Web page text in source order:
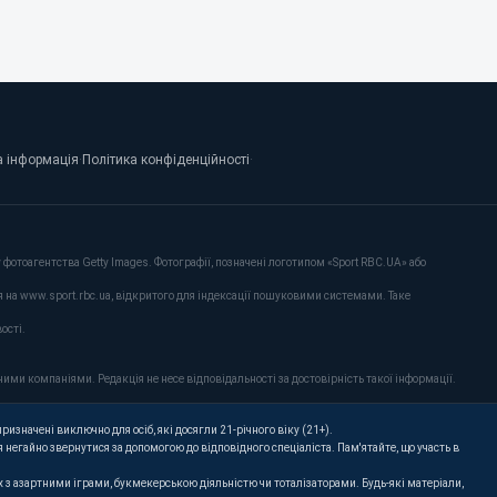
інформація· Політика конфіденційності·
Getty Images. Фотографії, позначені логотипом «Sport RBC.UA» або
на www.sport.rbc.ua, відкритого для індексації пошуковими системами. Таке
компаніями. Редакція не несе відповідальності за достовірність такої інформації.
виключно для осіб, які досягли 21-річного віку (21+).
звернутися за допомогою до відповідного спеціаліста. Пам'ятайте, що участь в
азартними іграми, букмекерською діяльністю чи тоталізаторами. Будь-які матеріали,